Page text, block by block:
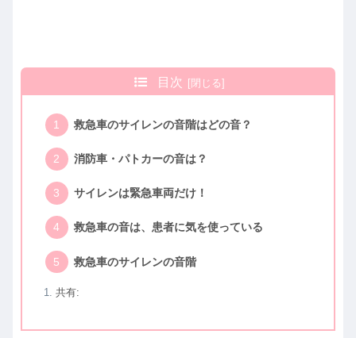
目次
救急車のサイレンの音階はどの音？
消防車・パトカーの音は？
サイレンは緊急車両だけ！
救急車の音は、患者に気を使っている
救急車のサイレンの音階
共有: